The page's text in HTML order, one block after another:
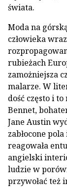
świata.
Moda na
człowieka
rubieżach
zamożniejsza
malarze. W
dość często i
Bennet,
Jane Austin
zabłocone
reagowała
angielski
ludzie w
przywołać też